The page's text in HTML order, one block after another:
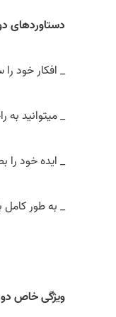
دستاوردهای
_ افکار خود
_ میتوانید به
_ ایده خود
_ به طور کامل
ویژگی خاص